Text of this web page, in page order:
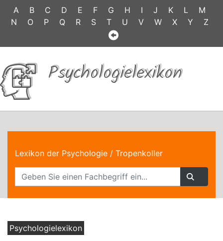
A B C D E F G H I J K L
M
N
O P Q R S T U V W X Y Z
Psychologielexikon
Lexikon der Psychologie / Tropenkoller
Psychologielexikon